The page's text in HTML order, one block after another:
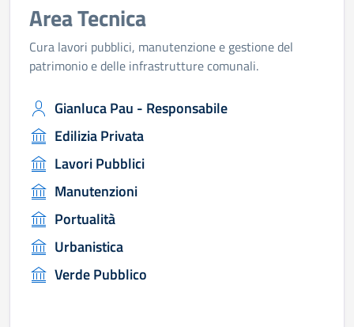
Area Tecnica
Cura lavori pubblici, manutenzione e gestione del
patrimonio e delle infrastrutture comunali.
Gianluca Pau - Responsabile
Edilizia Privata
Lavori Pubblici
Manutenzioni
Portualità
Urbanistica
Verde Pubblico